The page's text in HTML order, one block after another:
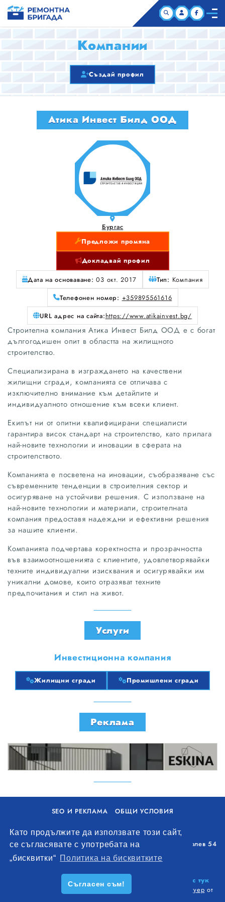
Като продължите да използвате този сайт,
се съгласявате с употребата на
„бисквитки“ Политика на бисквитките
Съгласен съм!
КОМПАНИИ
ЗА НАС
Компании
Създай профил
Атика Инвест Билд ООД
Бургас
Предложи промяна
Докладвай профил
Дата на основаване: 03 окт. 2017 Тип: Компания
Телефонен номер: +359895561616
URL адрес на сайта:https://www.atikainvest.bg/
Строителна компания Атика Инвест Билд ООД е с богат
дългогодишен опит в областта на жилищното
строителство.
Специализирана в изграждането на качествени
жилищни сгради, компанията се отличава с
изключително внимание към детайлите и
индивидуалното отношение към всеки клиент.
Екипът ни от опитни квалифицирани специалисти
гарантира висок стандарт на строителство, като прилага
най-новите технологии и иновации в сферата на
строителството.
Компанията е посветена на иновации, съобразяване със
съвременните тенденции в строителния сектор и
осигуряване на устойчиви решения. С използване на
най-новите технологии и материали, строителната
компания предоставя надеждни и ефективни решения
за нашите клиенти.
Компанията подчертава коректността и прозрачността
във взаимоотношенията с клиентите, удовлетворявайки
техните индивидуални изисквания и осигурявайки им
уникални домове, които отразяват техните
предпочитания и стил на живот.
Услуги
Инвестиционна компания
Жилищни сгради Промишлени сгради
Реклама
SEO И РЕКЛАМА
ОБЩИ УСЛОВИЯ
Уолоу Интернешънъл ЕООД, гр. Варна, бул. Генерал Колев 54
+359 893 621 112
office@remontna-brigada.com
Създай профил на своя строителен бизнес тук
. Всички права запазени. Изработка на софтуер от